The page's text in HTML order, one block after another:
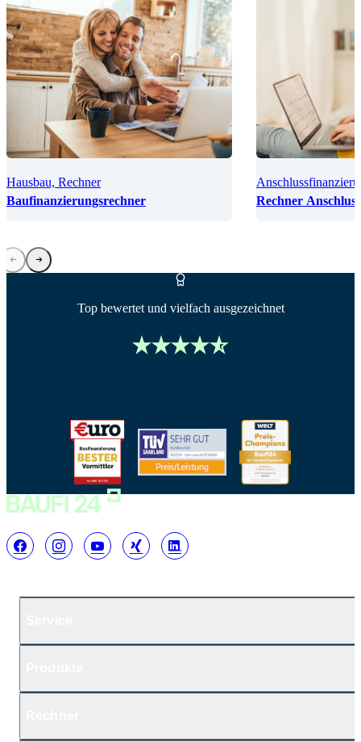
Hausbau, Rechner
Baufinanzierungsrechner
Rechner
Top bewertet und vielfach ausgezeichnet